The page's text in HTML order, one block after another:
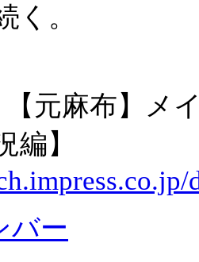
。
【元麻布】
編】
バー